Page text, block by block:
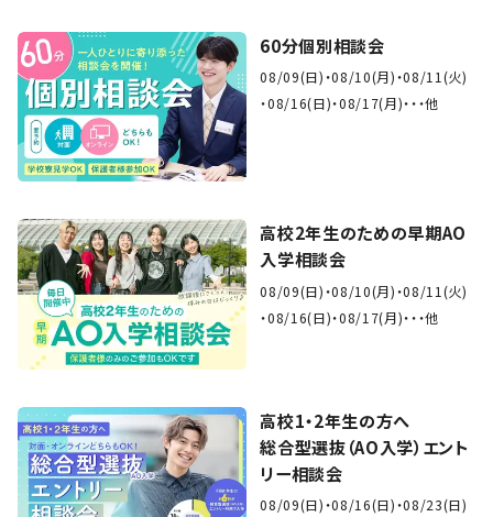
60分個別相談会
08/09(日) 08/10(月) 08/11(火)
08/16(日) 08/17(月) ・・他
高校2年生のための早期AO
入学相談会
08/09(日) 08/10(月) 08/11(火)
08/16(日) 08/17(月) ・・他
高校1・2年生の方へ
総合型選抜（AO入学）エント
リー相談会
08/09(日) 08/16(日) 08/23(日)